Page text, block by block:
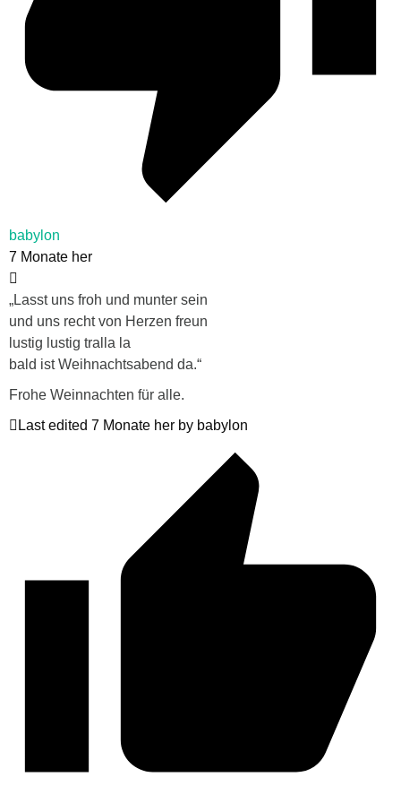
babylon
7 Monate her
„Lasst uns froh und munter sein
und uns recht von Herzen freun
lustig lustig tralla la
bald ist Weihnachtsabend da.“
Frohe Weinnachten für alle.
Last edited 7 Monate her by babylon